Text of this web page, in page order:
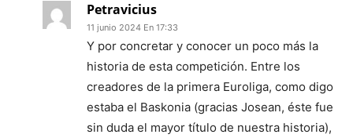
Petravicius
11 junio 2024 En 17:33
Y por concretar y conocer un poco más la
historia de esta competición. Entre los
creadores de la primera Euroliga, como digo
estaba el Baskonia (gracias Josean, éste fue
sin duda el mayor título de nuestra historia),